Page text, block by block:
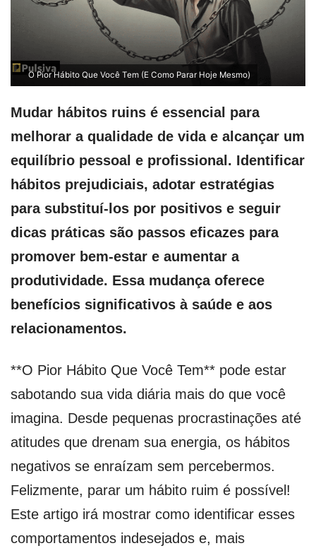
O Pior Hábito Que Você Tem (E Como Parar Hoje Mesmo)
Mudar hábitos ruins é essencial para
melhorar a qualidade de vida e alcançar um
equilíbrio pessoal e profissional. Identificar
hábitos prejudiciais, adotar estratégias
para substituí-los por positivos e seguir
dicas práticas são passos eficazes para
promover bem-estar e aumentar a
produtividade. Essa mudança oferece
benefícios significativos à saúde e aos
relacionamentos.
**O Pior Hábito Que Você Tem** pode estar
sabotando sua vida diária mais do que você
imagina. Desde pequenas procrastinações até
atitudes que drenam sua energia, os hábitos
negativos se enraízam sem percebermos.
Felizmente, parar um hábito ruim é possível!
Este artigo irá mostrar como identificar esses
comportamentos indesejados e, mais